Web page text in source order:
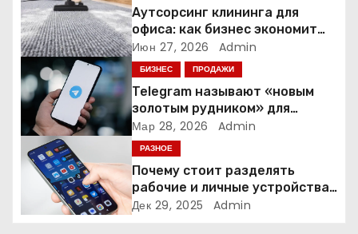
о
з
а
п
и
я
Аутсорсинг клининга для
офиса: как бизнес экономит
время и деньги на уборке
Июн 27, 2026 Admin
БИЗНЕС ПРОДАЖИ
Telegram называют «новым
золотым рудником» для
креаторов: как блогеры
создают онлайн-бизнес
Мар 28, 2026 Admin
РАЗНОЕ
Почему стоит разделять
рабочие и личные устройства
— и чем опасно всё смешивать
Дек 29, 2025 Admin